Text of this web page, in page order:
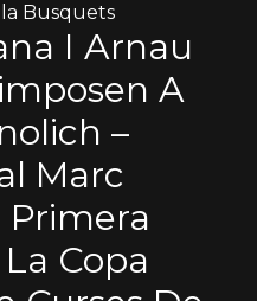
Busquets
I Arnau
A
–
Marc
Copa